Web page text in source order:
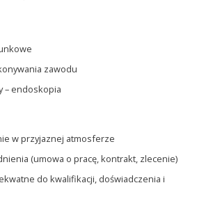
zawodu
– endoskopia
w przyjaznej atmosferze
(umowa o pracę, kontrakt, zlecenie)
do kwalifikacji, doświadczenia i